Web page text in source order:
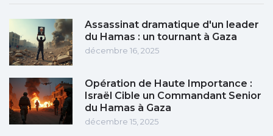
Assassinat dramatique d'un leader
du Hamas : un tournant à Gaza
décembre 16, 2025
Opération de Haute Importance :
Israël Cible un Commandant Senior
du Hamas à Gaza
décembre 15, 2025